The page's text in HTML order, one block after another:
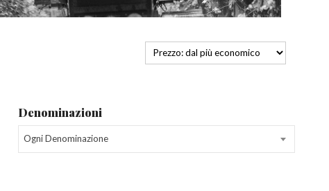
Denominazioni
Ogni Denominazione